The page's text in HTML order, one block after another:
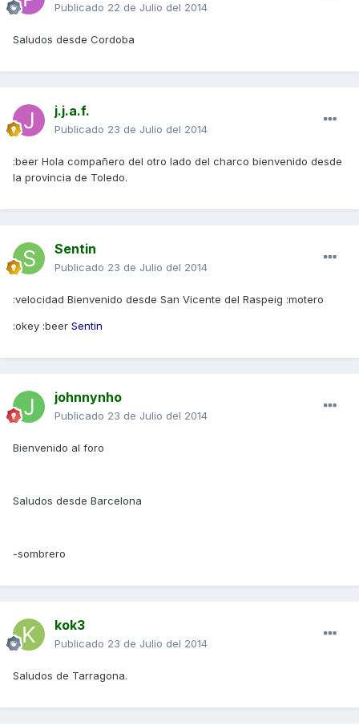
Publicado 22 de Julio del 2014
Saludos desde Cordoba
j.j.a.f.
Publicado 23 de Julio del 2014
:beer Hola compañero del otro lado del charco bienvenido desde
la provincia de Toledo.
Sentin
Publicado 23 de Julio del 2014
:velocidad Bienvenido desde San Vicente del Raspeig :motero
:okey :beer Sentin
johnnynho
Publicado 23 de Julio del 2014
Bienvenido al foro
Saludos desde Barcelona
-sombrero
kok3
Publicado 23 de Julio del 2014
Saludos de Tarragona.